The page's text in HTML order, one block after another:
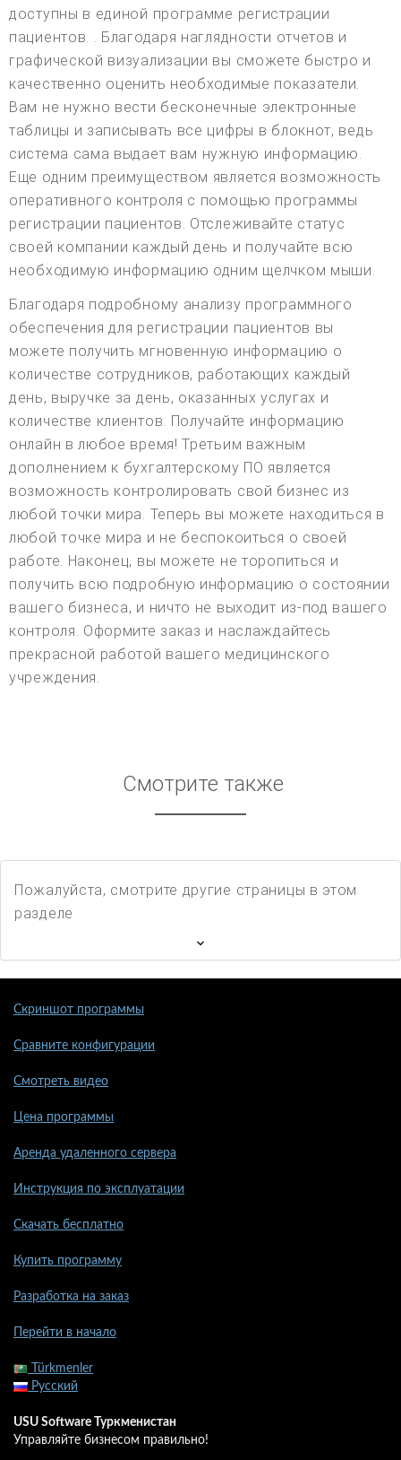
доступны в единой программе регистрации
пациентов. . Благодаря наглядности отчетов и
графической визуализации вы сможете быстро и
качественно оценить необходимые показатели.
Вам не нужно вести бесконечные электронные
таблицы и записывать все цифры в блокнот, ведь
система сама выдает вам нужную информацию.
Еще одним преимуществом является возможность
оперативного контроля с помощью программы
регистрации пациентов. Отслеживайте статус
своей компании каждый день и получайте всю
необходимую информацию одним щелчком мыши.
Благодаря подробному анализу программного
обеспечения для регистрации пациентов вы
можете получить мгновенную информацию о
количестве сотрудников, работающих каждый
день, выручке за день, оказанных услугах и
количестве клиентов. Получайте информацию
онлайн в любое время! Третьим важным
дополнением к бухгалтерскому ПО является
возможность контролировать свой бизнес из
любой точки мира. Теперь вы можете находиться в
любой точке мира и не беспокоиться о своей
работе. Наконец, вы можете не торопиться и
получить всю подробную информацию о состоянии
вашего бизнеса, и ничто не выходит из-под вашего
контроля. Оформите заказ и наслаждайтесь
прекрасной работой вашего медицинского
учреждения.
Смотрите также
Пожалуйста, смотрите другие страницы в этом
разделе
Скриншот программы
Сравните конфигурации
Смотреть видео
Цена программы
Аренда удаленного сервера
Инструкция по эксплуатации
Скачать бесплатно
Купить программу
Разработка на заказ
Перейти в начало
Türkmenler
Русский
USU Software Туркменистан
Управляйте бизнесом правильно!